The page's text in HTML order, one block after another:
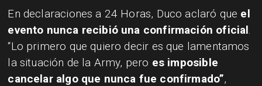
En declaraciones a 24 Horas, Duco aclaró que el
evento nunca recibió una confirmación oficial.
“Lo primero que quiero decir es que lamentamos
la situación de la Army, pero es imposible
cancelar algo que nunca fue confirmado”,